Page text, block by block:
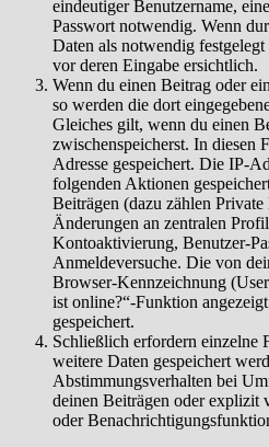
eindeutiger Benutzername,
Passwort notwendig. Wenn
Daten als notwendig
vor deren Eingabe ersichtlich.
Wenn du einen Beitrag oder
so werden die dort
Gleiches gilt, wenn du einen
zwischenspeicherst. In diesen
Adresse gespeichert. Die IP-
folgenden Aktionen
Beiträgen (dazu zählen
Änderungen an zentralen
Kontoaktivierung, Benutzer-
Anmeldeversuche. Die von
Browser-Kennzeichnung
ist online?“-Funktion
gespeichert.
Schließlich erfordern einzelne
weitere Daten gespeichert
Abstimmungsverhalten bei
deinen Beiträgen oder explizit
oder